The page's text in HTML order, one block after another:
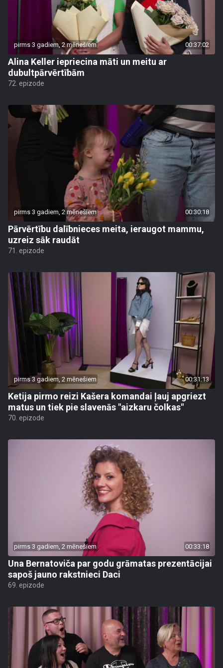
pirms 3 gadiem, 2 mēnešiem 00:37:02
Alina Keller iepriecina māti un meitu ar
dubultpārvērtībām
72. epizode
pirms 3 gadiem, 2 mēnešiem 00:30:18
Pārvērtību dalībnieces meita, ieraugot mammu,
uzreiz sāk raudāt
71. epizode
pirms 3 gadiem, 2 mēnešiem 00:31:13
Ketija pirmo reizi Kašera komandai ļauj apgriezt
matus un tiek pie slavenās "aizkaru čolkas"
70. epizode
pirms 3 gadiem, 2 mēnešiem 00:33:18
Una Bernatoviča par godu grāmatas prezentācijai
sapoš jauno rakstnieci Daci
69. epizode